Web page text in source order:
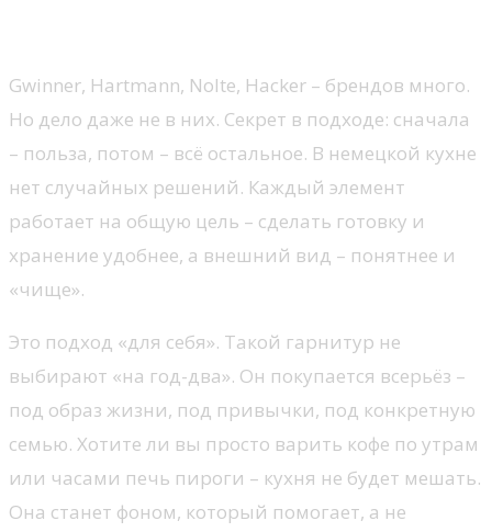
Gwinner, Hartmann, Nolte, Hacker – брендов много.
Но дело даже не в них. Секрет в подходе: сначала
– польза, потом – всё остальное. В немецкой кухне
нет случайных решений. Каждый элемент
работает на общую цель – сделать готовку и
хранение удобнее, а внешний вид – понятнее и
«чище».
Это подход «для себя». Такой гарнитур не
выбирают «на год-два». Он покупается всерьёз –
под образ жизни, под привычки, под конкретную
семью. Хотите ли вы просто варить кофе по утрам
или часами печь пироги – кухня не будет мешать.
Она станет фоном, который помогает, а не